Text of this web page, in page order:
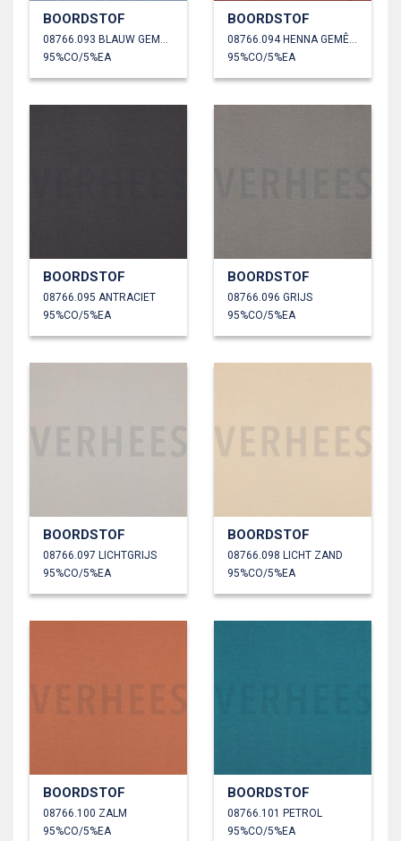
BOORDSTOF
08766.093 BLAUW GEMÊLEERD
95%CO/5%EA
BOORDSTOF
08766.094 HENNA GEMÊLEERD
95%CO/5%EA
BOORDSTOF
08766.095 ANTRACIET
95%CO/5%EA
BOORDSTOF
08766.096 GRIJS
95%CO/5%EA
BOORDSTOF
08766.097 LICHTGRIJS
95%CO/5%EA
BOORDSTOF
08766.098 LICHT ZAND
95%CO/5%EA
BOORDSTOF
08766.100 ZALM
95%CO/5%EA
BOORDSTOF
08766.101 PETROL
95%CO/5%EA